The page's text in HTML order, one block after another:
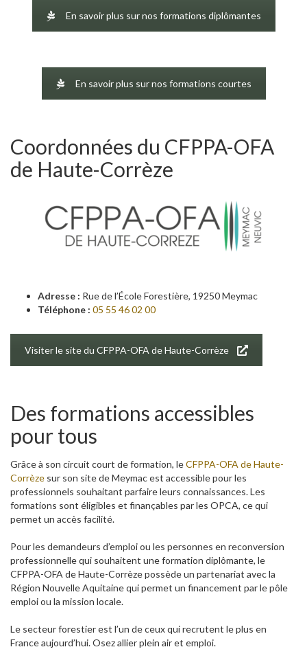
En savoir plus sur nos formations diplômantes
En savoir plus sur nos formations courtes
Coordonnées du CFPPA-OFA
de Haute-Corrèze
Adresse : Rue de l’École Forestière, 19250 Meymac
Téléphone : 05 55 46 02 00
Visiter le site du CFPPA-OFA de Haute-Corrèze
Des formations accessibles
pour tous
Grâce à son circuit court de formation, leCFPPA-OFA de Haute-
Corrèze sur son site de Meymac est accessible pour les
professionnels souhaitant parfaire leurs connaissances. Les
formations sont éligibles et finançables par les OPCA, ce qui
permet un accès facilité.
Pour les demandeurs d’emploi ou les personnes en reconversion
professionnelle qui souhaitent une formation diplômante, le
CFPPA-OFA de Haute-Corrèze possède un partenariat avec la
Région Nouvelle Aquitaine qui permet un financement par le pôle
emploi ou la mission locale.
Le secteur forestier est l’un de ceux qui recrutent le plus en
France aujourd’hui. Osez allier plein air et emploi.